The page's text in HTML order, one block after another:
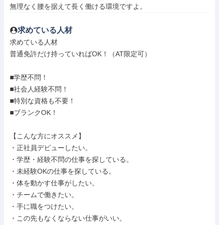
無理なく腰を据えて長く働ける環境ですよ。
求めている人材
求めている人材
普通免許だけ持っていればOK！（AT限定可）
■学歴不問！
■社会人経験不問！
■特別な資格も不要！
■ブランクOK！
【こんな方にオススメ】
・正社員デビューしたい。
・学歴・経験不問の仕事を探している。
・未経験OKの仕事を探している。
・体を動かす仕事がしたい。
・チームで働きたい。
・手に職をつけたい。
・この先もなくならない仕事がいい。